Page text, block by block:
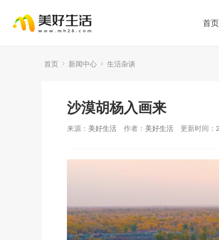
首页
首页 新闻中心 生活杂谈
沙漠胡杨入画来
来源： 美好生活 作者： 美好生活 更新时间：